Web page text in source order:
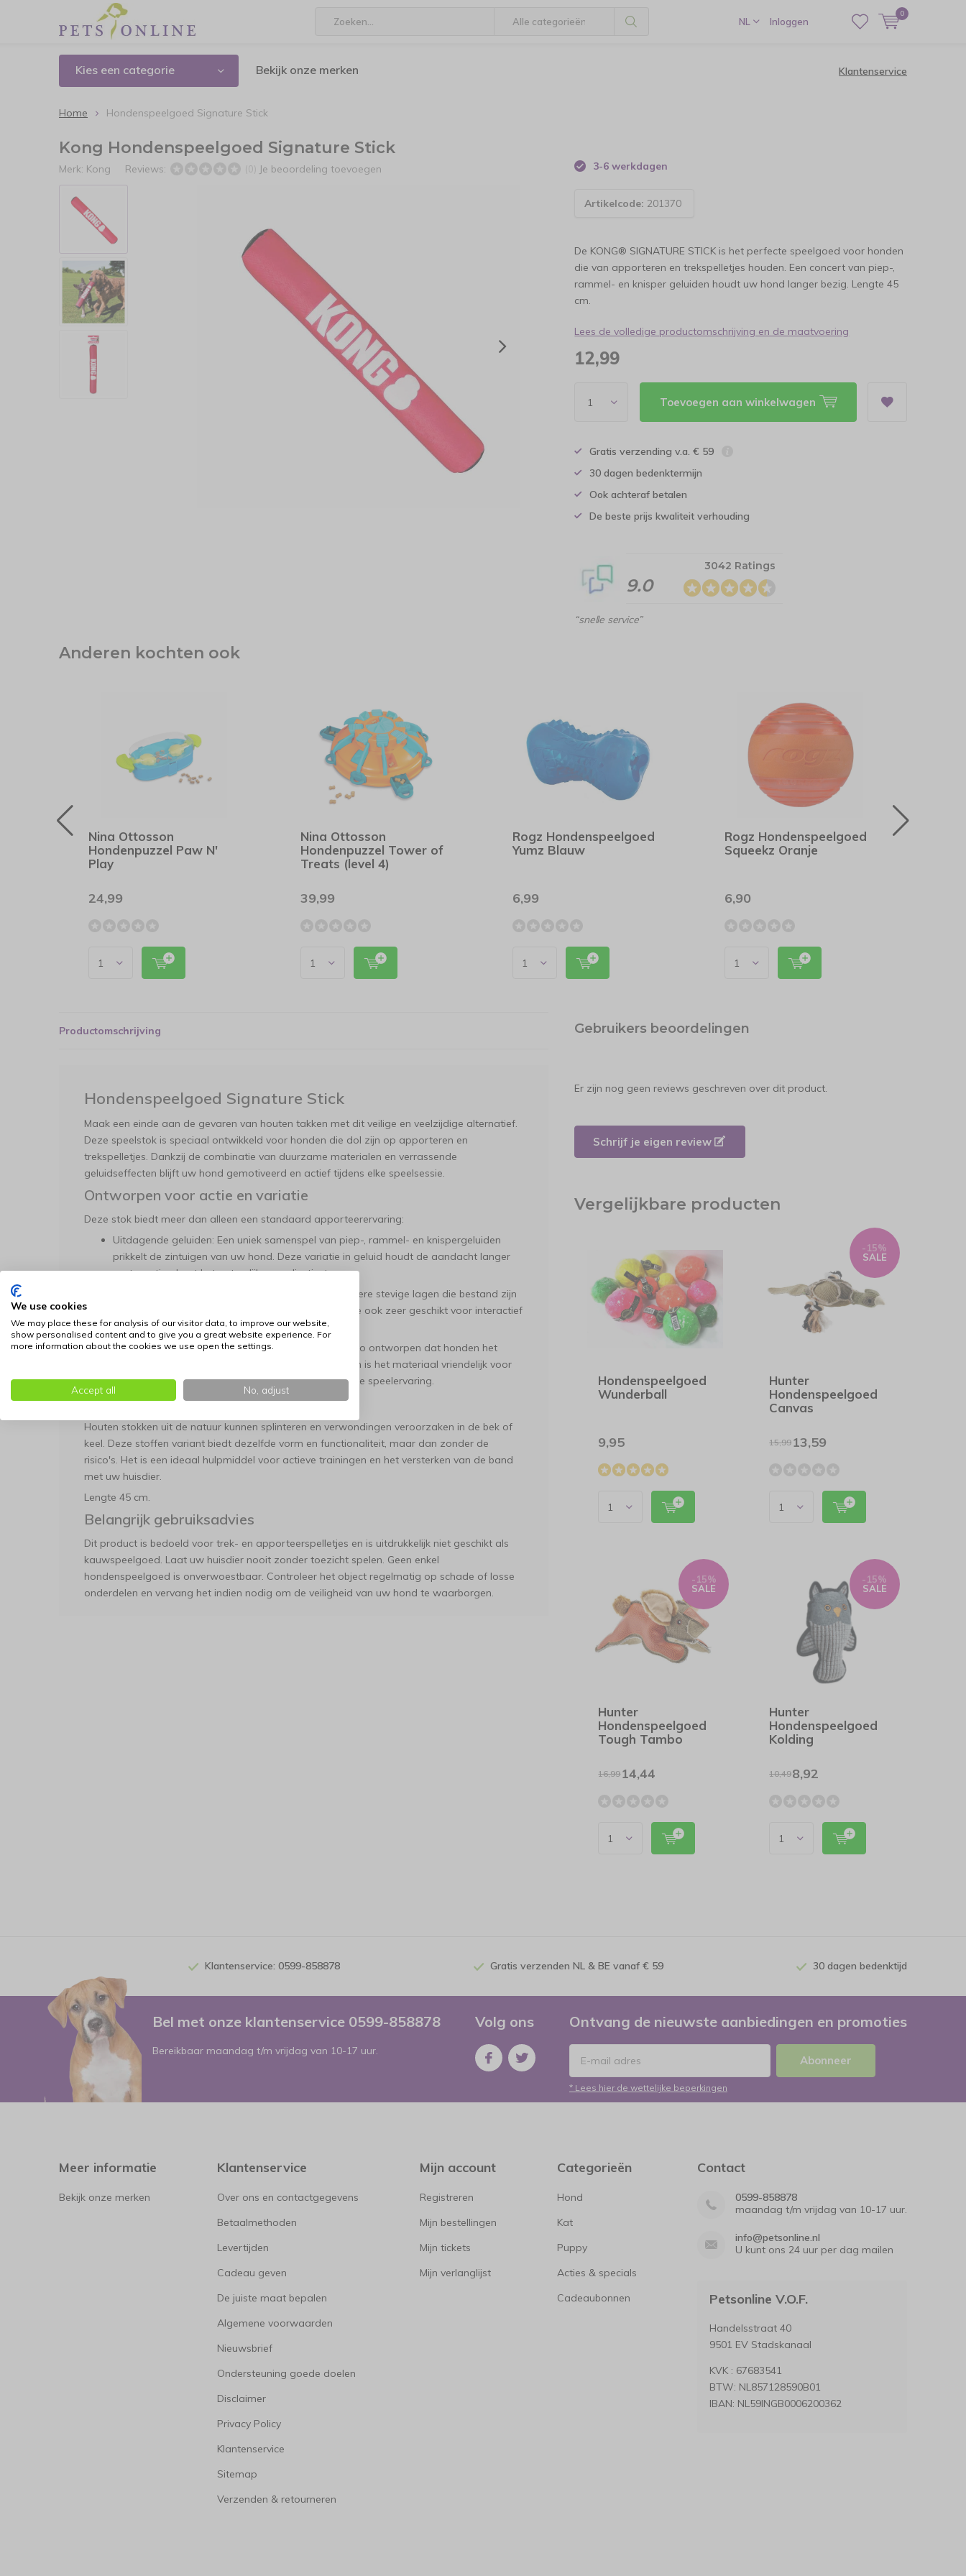
NL Inloggen
0
Kies een categorie Bekijk onze merken Klantenservice
Home Hondenspeelgoed Signature Stick
Kong Hondenspeelgoed Signature Stick
Merk: Kong Reviews: (0) Je beoordeling toevoegen 3-6 werkdagen
Artikelcode: 201370
De KONG® SIGNATURE STICK is het perfecte speelgoed voor honden
die van apporteren en trekspelletjes houden. Een concert van piep-,
rammel- en knisper geluiden houdt uw hond langer bezig. Lengte 45
cm.
Lees de volledige productomschrijving en de maatvoering
12,99
Toevoegen aan winkelwagen
Gratis verzending v.a. € 59
30 dagen bedenktermijn
Ook achteraf betalen
De beste prijs kwaliteit verhouding
9.0
3042 Ratings
“snelle service”
Anderen kochten ook
Nina Ottosson
Hondenpuzzel Paw N'
Play
24,99
Nina Ottosson
Hondenpuzzel Tower of
Treats (level 4)
39,99
Rogz Hondenspeelgoed
Yumz Blauw
6,99
Rogz Hondenspeelgoed
Squeekz Oranje
6,90
Productomschrijving
Hondenspeelgoed Signature Stick
Maak een einde aan de gevaren van houten takken met dit veilige en veelzijdige alternatief.
Deze speelstok is speciaal ontwikkeld voor honden die dol zijn op apporteren en
trekspelletjes. Dankzij de combinatie van duurzame materialen en verrassende
geluidseffecten blijft uw hond gemotiveerd en actief tijdens elke speelsessie.
Ontworpen voor actie en variatie
Deze stok biedt meer dan alleen een standaard apporteerervaring:
Uitdagende geluiden: Een uniek samenspel van piep-, rammel- en knispergeluiden
prikkelt de zintuigen van uw hond. Deze variatie in geluid houdt de aandacht langer
vast en stimuleert het natuurlijke speelinstinct.
Robuuste opbouw: De buitenkant bestaat uit meerdere stevige lagen die bestand zijn
tegen het trekken en sjouwen. Dit maakt het speeltje ook zeer geschikt voor interactief
spel tussen meerdere honden tegelijk.
Comfortabele grip: Het zachte, gevulde lichaam is zo ontworpen dat honden het
gemakkelijk kunnen oppakken en dragen. Bovendien is het materiaal vriendelijk voor
het gebit en het tandvlees, wat zorgt voor een veilige speelervaring.
Een verantwoord alternatief
Houten stokken uit de natuur kunnen splinteren en verwondingen veroorzaken in de bek of
keel. Deze stoffen variant biedt dezelfde vorm en functionaliteit, maar dan zonder de
risico's. Het is een ideaal hulpmiddel voor actieve trainingen en het versterken van de band
met uw huisdier.
Lengte 45 cm.
Belangrijk gebruiksadvies
Dit product is bedoeld voor trek- en apporteerspelletjes en is uitdrukkelijk niet geschikt als
kauwspeelgoed. Laat uw huisdier nooit zonder toezicht spelen. Geen enkel
hondenspeelgoed is onverwoestbaar. Controleer het object regelmatig op schade of losse
onderdelen en vervang het indien nodig om de veiligheid van uw hond te waarborgen.
Gebruikers beoordelingen
Er zijn nog geen reviews geschreven over dit product.
Schrijf je eigen review
Vergelijkbare producten
Hondenspeelgoed
Wunderball
9,95
Hunter
Hondenspeelgoed
Canvas
-15%
SALE
15,9913,59
Hunter
Hondenspeelgoed
Tough Tambo
-15%
SALE
16,9914,44
Hunter
Hondenspeelgoed
Kolding
-15%
SALE
10,498,92
Klantenservice: 0599-858878 Gratis verzenden NL & BE vanaf € 59 30 dagen bedenktijd
Bel met onze klantenservice 0599-858878
Bereikbaar maandag t/m vrijdag van 10-17 uur.
Volg ons Ontvang de nieuwste aanbiedingen en promoties
Abonneer
* Lees hier de wettelijke beperkingen
Meer informatie
Bekijk onze merken
Klantenservice
Over ons en contactgegevens
Betaalmethoden
Levertijden
Cadeau geven
De juiste maat bepalen
Algemene voorwaarden
Nieuwsbrief
Ondersteuning goede doelen
Disclaimer
Privacy Policy
Klantenservice
Sitemap
Verzenden & retourneren
Mijn account
Registreren
Mijn bestellingen
Mijn tickets
Mijn verlanglijst
Categorieën
Hond
Kat
Puppy
Acties & specials
Cadeaubonnen
Contact
0599-858878
maandag t/m vrijdag van 10-17 uur.
info@petsonline.nl
U kunt ons 24 uur per dag mailen
Petsonline V.O.F.
Handelsstraat 40
9501 EV Stadskanaal
KVK : 67683541
BTW: NL857128590B01
IBAN: NL59INGB0006200362
We use cookies
We may place these for analysis of our visitor data, to improve our website,
show personalised content and to give you a great website experience. For
more information about the cookies we use open the settings.
Accept all No, adjust